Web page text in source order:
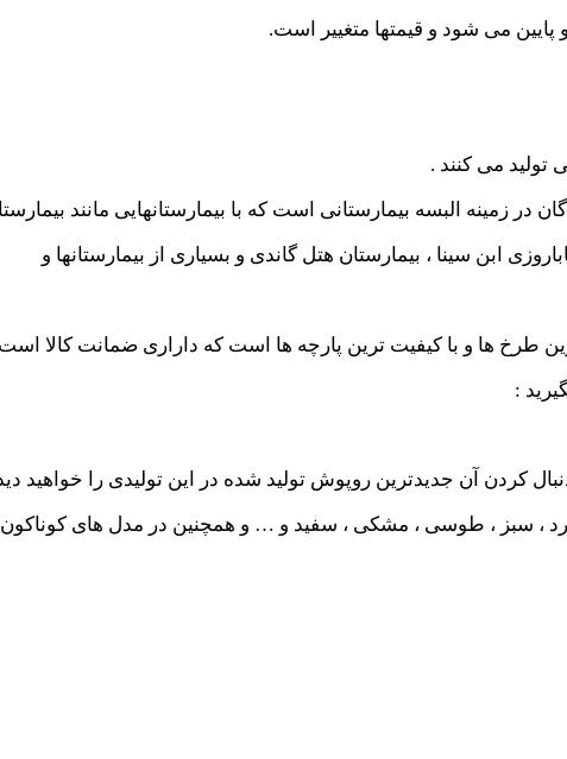
پایین می شود و قیمتها متغییر است.
تولید می کنند .
در زمینه البسه بیمارستانی است که با بیمارستانهایی مانند
ابن سینا ، بیمارستان هتل گاندی و بسیاری از بیمارستانها و
طرخ ها و با کیفیت ترین پارچه ها است که داراری ضمانت کالا
:
کردن آن جدیدترین روپوش تولید شده در این تولیدی را خواهید
، سبز ، طوسی ، مشکی ، سفید و … و همچنین در مدل های